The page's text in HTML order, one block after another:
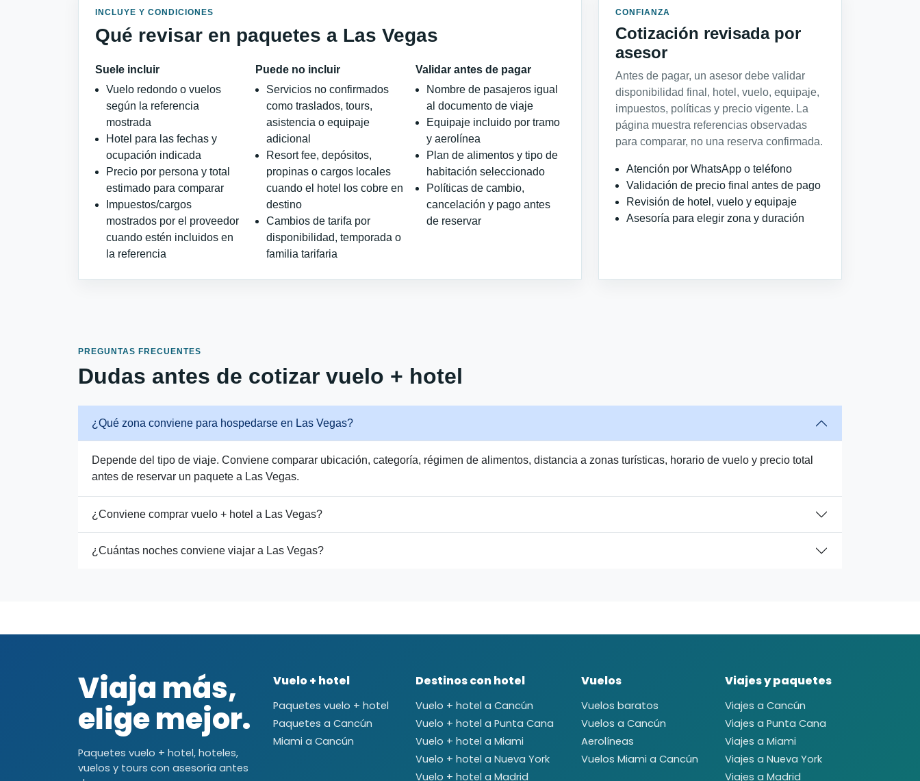
INCLUYE Y CONDICIONES
Qué revisar en paquetes a Las Vegas
Suele incluir
Vuelo redondo o vuelos
según la referencia
mostrada
Hotel para las fechas y
ocupación indicada
Precio por persona y total
estimado para comparar
Impuestos/cargos
mostrados por el proveedor
cuando estén incluidos en
la referencia
Puede no incluir
Servicios no confirmados
como traslados, tours,
asistencia o equipaje
adicional
Resort fee, depósitos,
propinas o cargos locales
cuando el hotel los cobre en
destino
Cambios de tarifa por
disponibilidad, temporada o
familia tarifaria
Validar antes de pagar
Nombre de pasajeros igual
al documento de viaje
Equipaje incluido por tramo
y aerolínea
Plan de alimentos y tipo de
habitación seleccionado
Políticas de cambio,
cancelación y pago antes
de reservar
CONFIANZA
Cotización revisada por
asesor
Antes de pagar, un asesor debe validar
disponibilidad final, hotel, vuelo, equipaje,
impuestos, políticas y precio vigente. La
página muestra referencias observadas
para comparar, no una reserva confirmada.
Atención por WhatsApp o teléfono
Validación de precio final antes de pago
Revisión de hotel, vuelo y equipaje
Asesoría para elegir zona y duración
PREGUNTAS FRECUENTES
Dudas antes de cotizar vuelo + hotel
¿Qué zona conviene para hospedarse en Las Vegas?
Depende del tipo de viaje. Conviene comparar ubicación, categoría, régimen de alimentos, distancia a zonas turísticas, horario de vuelo y precio total
antes de reservar un paquete a Las Vegas.
¿Conviene comprar vuelo + hotel a Las Vegas?
¿Cuántas noches conviene viajar a Las Vegas?
Viaja más,
elige mejor.
Paquetes vuelo + hotel, hoteles,
vuelos y tours con asesoría antes
Vuelo + hotel
Paquetes vuelo + hotel
Paquetes a Cancún
Miami a Cancún
Destinos con hotel
Vuelo + hotel a Cancún
Vuelo + hotel a Punta Cana
Vuelo + hotel a Miami
Vuelo + hotel a Nueva York
Vuelo + hotel a Madrid
Vuelos
Vuelos baratos
Vuelos a Cancún
Aerolíneas
Vuelos Miami a Cancún
Viajes y paquetes
Viajes a Cancún
Viajes a Punta Cana
Viajes a Miami
Viajes a Nueva York
Viajes a Madrid